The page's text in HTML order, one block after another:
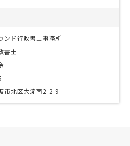
ンド行政書士事務所
書士
市北区大淀南2-2-9